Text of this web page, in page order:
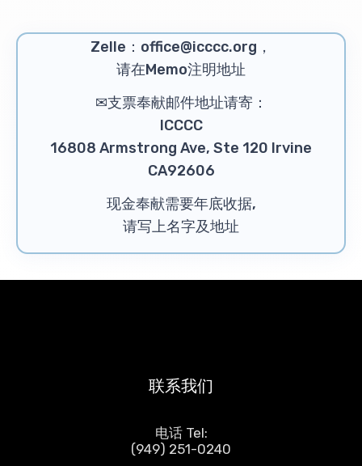
Zelle：office@icccc.org，
请在Memo注明地址
✉支票奉献邮件地址请寄：
ICCCC
16808 Armstrong Ave, Ste 120 Irvine
CA92606
现金奉献需要年底收据,
请写上名字及地址
联系我们
电话 Tel:
(949) 251-0240